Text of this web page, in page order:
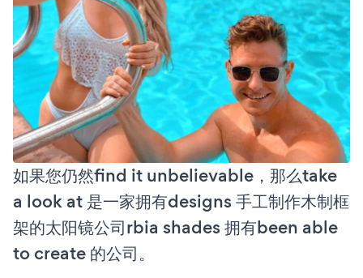
如果您仍然find it unbelievable，那么take
a look at 是一家拥有designs 手工制作木制框
架的太阳镜公司rbia shades 拥有been able
to create 的公司。